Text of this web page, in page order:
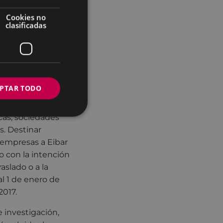
y el
físicas y
físicas y
sociedades
Destinar
a Eibar
con la intención
o a la
1 de enero de
investigación,
Cookies no
clasificadas
TODO